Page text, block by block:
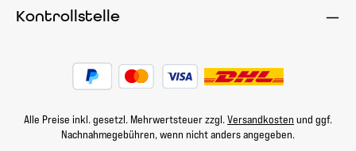
Kontrollstelle
Alle Preise inkl. gesetzl. Mehrwertsteuer zzgl. Versandkosten und ggf.
Nachnahmegebühren, wenn nicht anders angegeben.